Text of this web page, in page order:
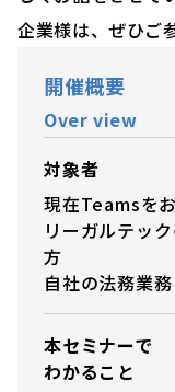
企業様は、ぜひご
開催概要
Over view
対象者
現在Teamsを
リーガルテッ
方
自社の法務業
本セミナーで
わかること